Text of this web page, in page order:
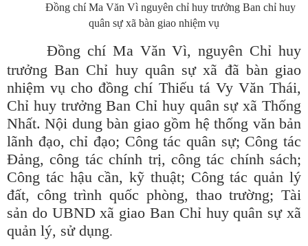
Đồng chí Ma Văn Vì nguyên chỉ huy trưởng Ban chỉ huy
quân sự xã bàn giao nhiệm vụ
Đồng chí Ma Văn Vì, nguyên Chỉ huy
trưởng Ban Chỉ huy quân sự xã đã bàn giao
nhiệm vụ cho đồng chí Thiếu tá Vy Văn Thái,
Chỉ huy trưởng Ban Chỉ huy quân sự xã Thống
Nhất. Nội dung bàn giao gồm hệ thống văn bản
lãnh đạo, chỉ đạo; Công tác quân sự; Công tác
Đảng, công tác chính trị, công tác chính sách;
Công tác hậu cần, kỹ thuật; Công tác quản lý
đất, công trình quốc phòng, thao trường; Tài
sản do UBND xã giao Ban Chỉ huy quân sự xã
quản lý, sử dụng.